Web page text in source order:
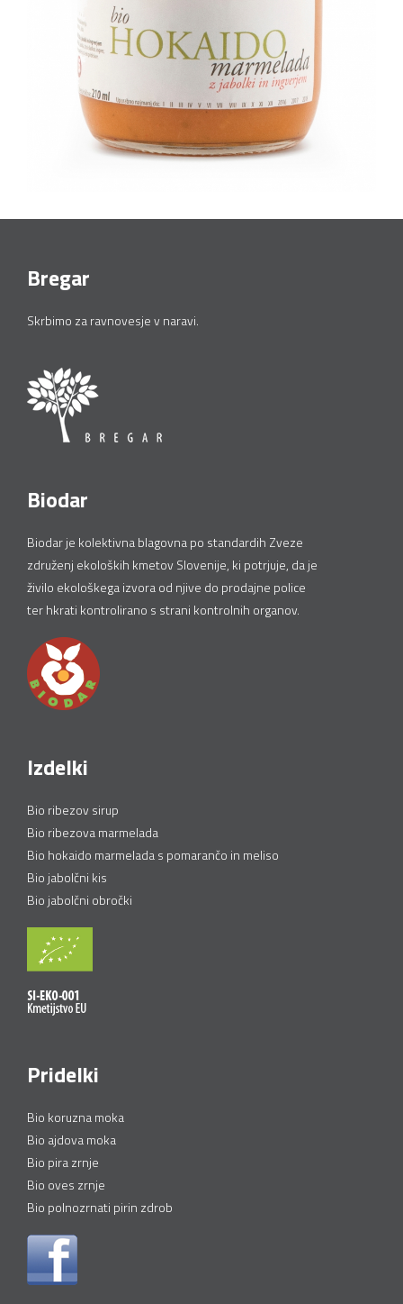
Bregar
Skrbimo za ravnovesje v naravi.
Biodar
Biodar je kolektivna blagovna po standardih Zveze
združenj ekoloških kmetov Slovenije, ki potrjuje, da je
živilo ekološkega izvora od njive do prodajne police
ter hkrati kontrolirano s strani kontrolnih organov.
Izdelki
Bio ribezov sirup
Bio ribezova marmelada
Bio hokaido marmelada s pomarančo in meliso
Bio jabolčni kis
Bio jabolčni obročki
Pridelki
Bio koruzna moka
Bio ajdova moka
Bio pira zrnje
Bio oves zrnje
Bio polnozrnati pirin zdrob